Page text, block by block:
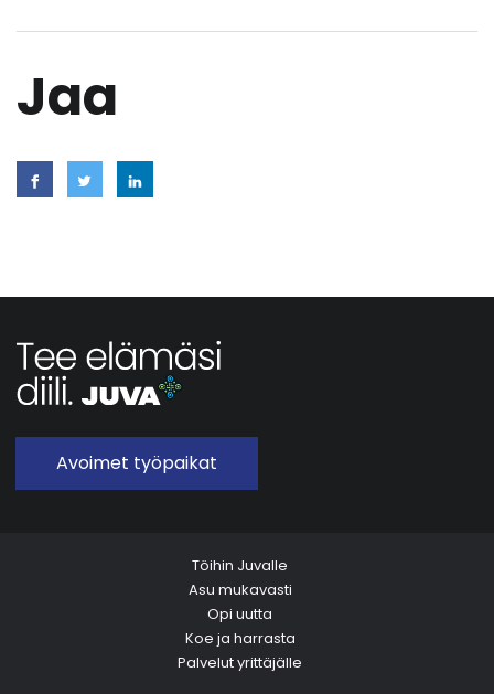
Jaa
Avoimet työpaikat
Töihin Juvalle
Asu mukavasti
Opi uutta
Koe ja harrasta
Palvelut yrittäjälle